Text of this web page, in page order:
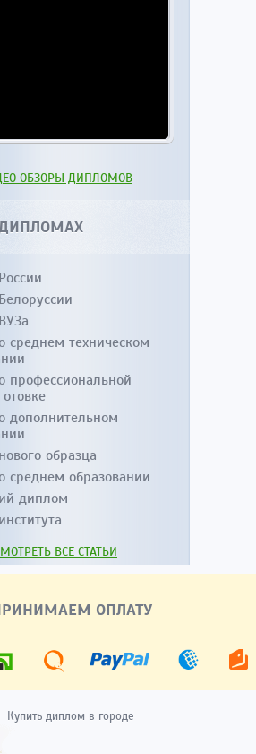
ОБЗОРЫ ДИПЛОМОВ
среднем техническом
профессиональной
дополнительном
образца
среднем образовании
диплом
ВСЕ СТАТЬИ
ОПЛАТУ
Купить диплом в городе